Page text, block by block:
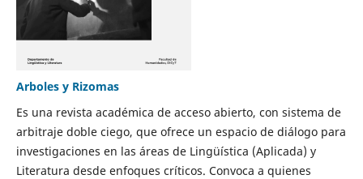
Arboles y Rizomas
Es una revista académica de acceso abierto, con sistema de
arbitraje doble ciego, que ofrece un espacio de diálogo para
investigaciones en las áreas de Lingüística (Aplicada) y
Literatura desde enfoques críticos. Convoca a quienes